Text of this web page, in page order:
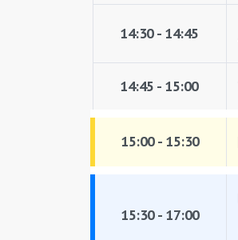
14:30 - 14:45
14:45 - 15:00
15:00 - 15:30
15:30 - 17:00